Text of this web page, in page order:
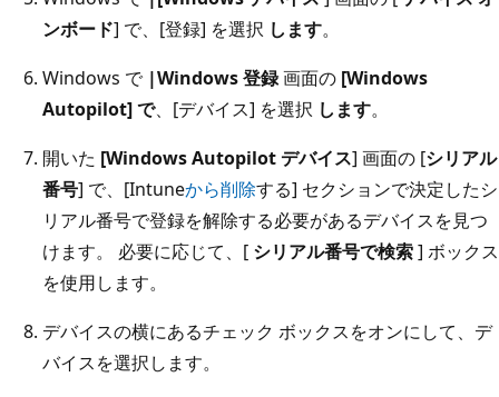
ンボード] で、[登録] を選択 します。
Windows で |Windows 登録画面の [Windows
Autopilot] で、[デバイス] を選択 します。
開いた [Windows Autopilot デバイス] 画面の [シリアル
番号] で、[Intuneから削除する] セクションで決定したシ
リアル番号で登録を解除する必要があるデバイスを見つ
けます。 必要に応じて、[ シリアル番号で検索] ボックス
を使用します。
デバイスの横にあるチェック ボックスをオンにして、デ
バイスを選択します。